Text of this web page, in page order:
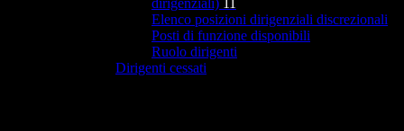
dirigenziali) 11
Elenco posizioni dirigenziali discrezionali
Posti di funzione disponibili
Ruolo dirigenti
Dirigenti cessati